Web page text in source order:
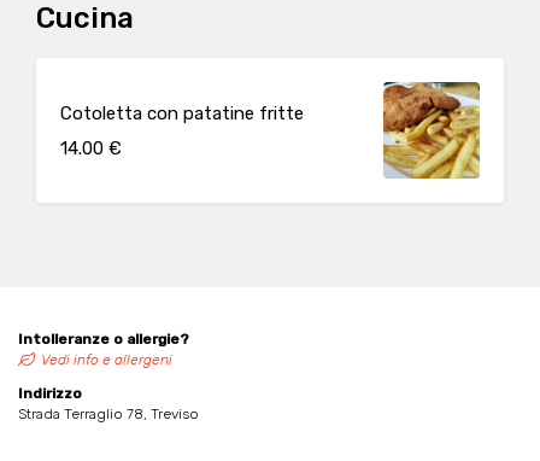
Cucina
Cotoletta con patatine fritte
14.00 €
Intolleranze o allergie?
Vedi info e allergeni
Indirizzo
Strada Terraglio 78, Treviso